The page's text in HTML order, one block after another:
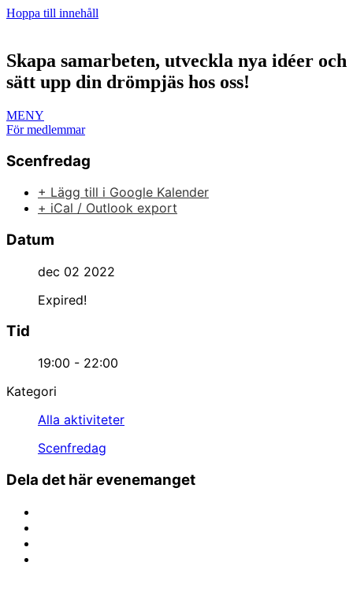
Hoppa till innehåll
Skapa samarbeten, utveckla nya idéer och
sätt upp din drömpjäs hos oss!
MENY
För medlemmar
Scenfredag
+ Lägg till i Google Kalender
+ iCal / Outlook export
Datum
dec 02 2022
Expired!
Tid
19:00 - 22:00
Kategori
Alla aktiviteter
Scenfredag
Dela det här evenemanget